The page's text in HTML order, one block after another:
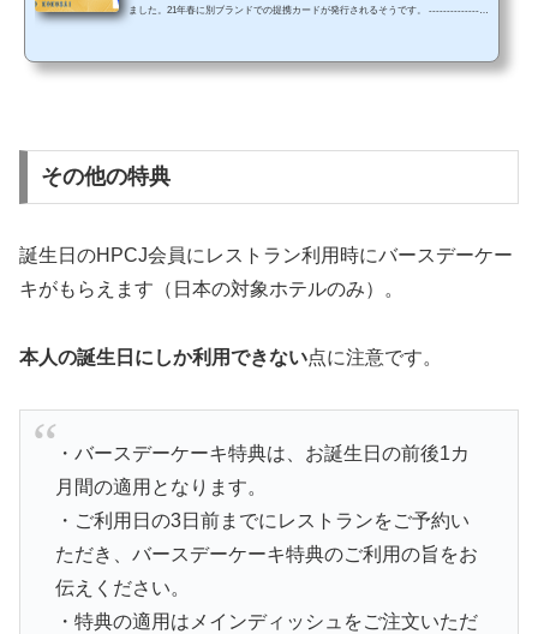
ました。21年春に別ブランドでの提携カードが発行されるそうです。 ---------------
トン、ヒルトン・ホテルズ＆リゾーツ、ダブルツリーbyヒルトン、タペストリー・
その他の特典
誕生日のHPCJ会員にレストラン利用時にバースデーケー
キがもらえます（日本の対象ホテルのみ）。
本人の誕生日にしか利用できない点に注意です。
・バースデーケーキ特典は、お誕生日の前後1カ
月間の適用となります。
・ご利用日の3日前までにレストランをご予約い
ただき、バースデーケーキ特典のご利用の旨をお
伝えください。
・特典の適用はメインディッシュをご注文いただ